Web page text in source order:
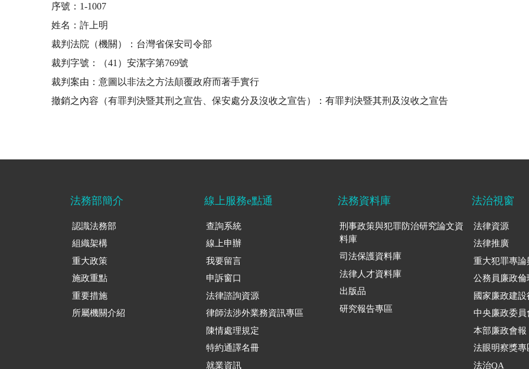
序號：1-1007
姓名：許上明
裁判法院（機關）：台灣省保安司令部
裁判字號：（41）安潔字第769號
裁判案由：意圖以非法之方法顛覆政府而著手實行
撤銷之內容（有罪判決暨其刑之宣告、保安處分及沒收之宣告）：有罪判決暨其刑及沒收之宣告
法務部簡介
認識法務部
組織架構
重大政策
施政重點
重要措施
所屬機關介紹
線上服務e點通
查詢系統
線上申辦
我要留言
申訴窗口
法律諮詢資源
律師法涉外業務資訊專區
陳情處理規定
特約通譯名冊
就業資訊
法務資料庫
刑事政策與犯罪防治研究論文資
料庫
司法保護資料庫
法律人才資料庫
出版品
研究報告專區
法治視窗
法律資源
法律推廣
重大犯罪專論
公務員廉政倫
國家廉政建
中央廉政委員
本部廉政會報
法眼明察獎專
法治QA